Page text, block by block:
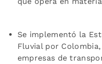
Se implementó la
Fluvial por
empresas de